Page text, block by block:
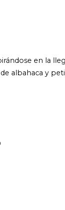
en la
albahaca y